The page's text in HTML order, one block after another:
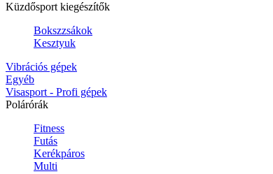
Küzdősport kiegészítők
Bokszzsákok
Kesztyuk
Vibrációs gépek
Egyéb
Visasport - Profi gépek
Polárórák
Fitness
Futás
Kerékpáros
Multi